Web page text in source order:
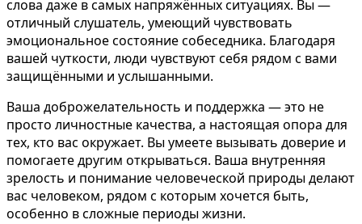
слова даже в самых напряжённых ситуациях. Вы —
отличный слушатель, умеющий чувствовать
эмоциональное состояние собеседника. Благодаря
вашей чуткости, люди чувствуют себя рядом с вами
защищёнными и услышанными.
Ваша доброжелательность и поддержка — это не
просто личностные качества, а настоящая опора для
тех, кто вас окружает. Вы умеете вызывать доверие и
помогаете другим открываться. Ваша внутренняя
зрелость и понимание человеческой природы делают
вас человеком, рядом с которым хочется быть,
особенно в сложные периоды жизни.